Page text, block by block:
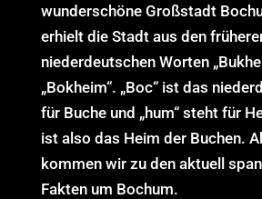
wunderschöne Großstadt
erhielt die Stadt aus den
niederdeutschen Worten
„Bokheim“. „Boc“ ist das
für Buche und „hum“ steht für
ist also das Heim der Buchen.
kommen wir zu den aktuell
Fakten um Bochum.